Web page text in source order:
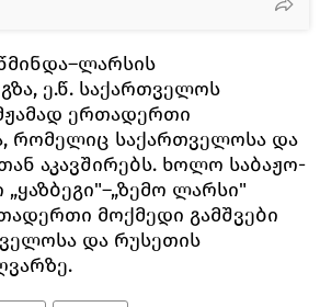
ე.წ. საქართველოს
ერთადერთი
რომელიც საქართველოსა და
აკავშირებს. ხოლო საბაჟო-
„ყაზბეგი"–„ზემო ლარსი"
მოქმედი გამშვები
და რუსეთის